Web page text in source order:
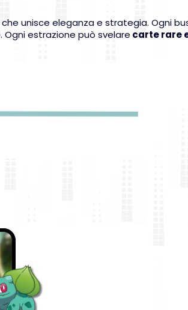
unisce eleganza e strategia. Ogni
. Ogni estrazione può svelare carte rare